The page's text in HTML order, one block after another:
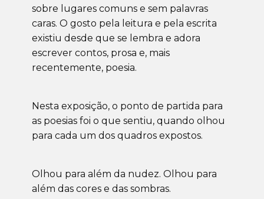
sobre lugares comuns e sem palavras
caras. O gosto pela leitura e pela escrita
existiu desde que se lembra e adora
escrever contos, prosa e, mais
recentemente, poesia.
Nesta exposição, o ponto de partida para
as poesias foi o que sentiu, quando olhou
para cada um dos quadros expostos.
Olhou para além da nudez. Olhou para
além das cores e das sombras.